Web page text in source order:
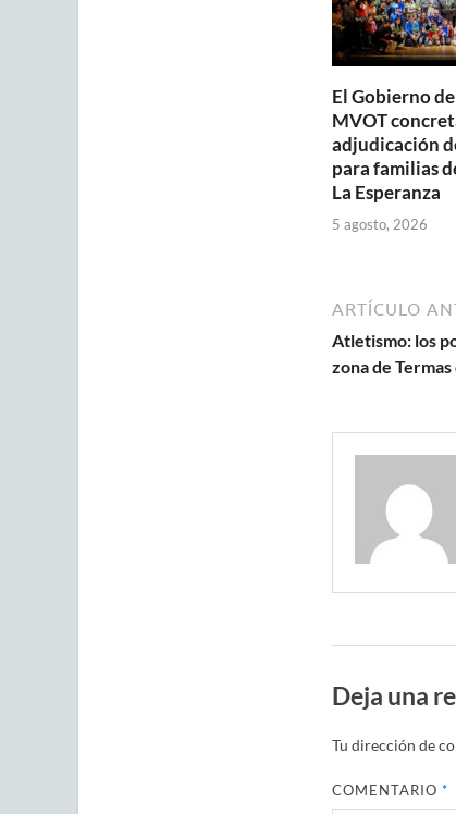
El Gobierno
MVOT
adjudicación
para familias
La Esperanza
5 agosto, 2026
ARTÍCULO
Atletismo: los
zona de Termas
Deja una
Tu dirección de
COMENTARIO *